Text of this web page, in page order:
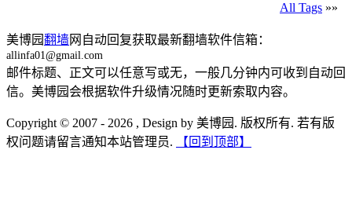
All Tags »»
美博园翻墙网自动回复获取最新翻墙软件信箱：
allinfa01@gmail.com
邮件标题、正文可以任意写或无，一般几分钟内可收到自动回
信。美博园会根据软件升级情况随时更新索取内容。
Copyright © 2007 - 2026 , Design by 美博园. 版权所有. 若有版
权问题请留言通知本站管理员.
【回到顶部】